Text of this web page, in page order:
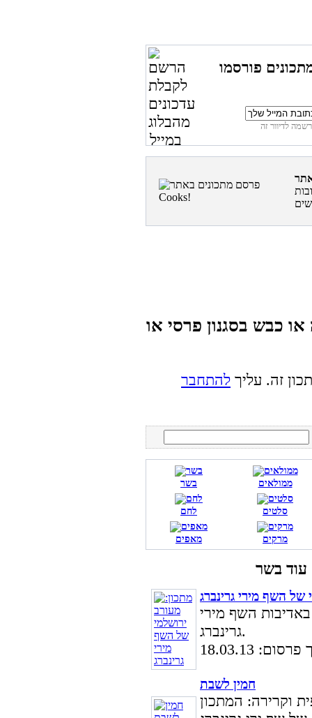
פורסמו
כבש בסגנון פרסי או
זה. עליך להתחבר
בשר ממולאים
לחם סלטים
מאפים מרקים
של השף מירי גרינברג
השף מירי
גרינברג.
18.03.13
חמין לשבת
וקרירה: המתכון